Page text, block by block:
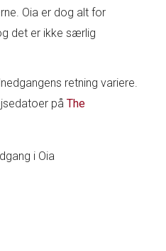
Oia er dog alt for
det er ikke særlig
retning variere.
påThe